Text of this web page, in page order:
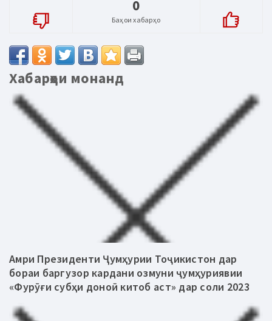
0
Баҳои хабарҳо
Хабарҳои монанд
Амри Президенти Ҷумҳурии Тоҷикистон дар
бораи баргузор кардани озмуни ҷумҳуриявии
«Фурӯғи субҳи доноӣ китоб аст» дар соли 2023